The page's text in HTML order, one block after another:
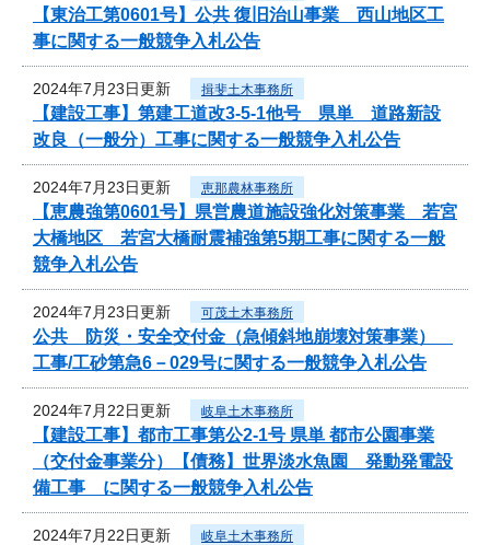
【東治工第0601号】公共 復旧治山事業 西山地区工
事に関する一般競争入札公告
2024年7月23日更新 揖斐土木事務所
【建設工事】第建工道改3-5-1他号 県単 道路新設
改良（一般分）工事に関する一般競争入札公告
2024年7月23日更新 恵那農林事務所
【恵農強第0601号】県営農道施設強化対策事業 若宮
大橋地区 若宮大橋耐震補強第5期工事に関する一般
競争入札公告
2024年7月23日更新 可茂土木事務所
公共 防災・安全交付金（急傾斜地崩壊対策事業）
工事/工砂第急6－029号に関する一般競争入札公告
2024年7月22日更新 岐阜土木事務所
【建設工事】都市工事第公2-1号 県単 都市公園事業
（交付金事業分）【債務】世界淡水魚園 発動発電設
備工事 に関する一般競争入札公告
2024年7月22日更新 岐阜土木事務所